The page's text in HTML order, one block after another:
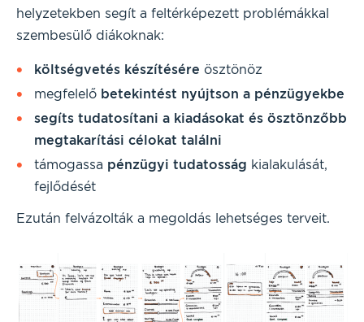
helyzetekben segít a feltérképezett problémákkal
szembesülő diákoknak:
költségvetés készítésére ösztönöz
megfelelő betekintést nyújtson a pénzügyekbe
segíts tudatosítani a kiadásokat és ösztönzőbb
megtakarítási célokat találni
támogassa pénzügyi tudatosság kialakulását,
fejlődését
Ezután felvázolták a megoldás lehetséges terveit.